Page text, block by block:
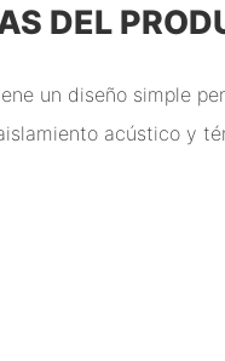
DEL
un diseño simple
acústico y